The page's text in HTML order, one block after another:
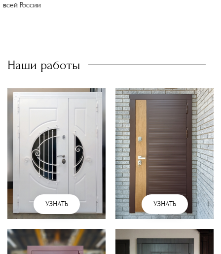
всей России
Наши работы
УЗНАТЬ УЗНАТЬ